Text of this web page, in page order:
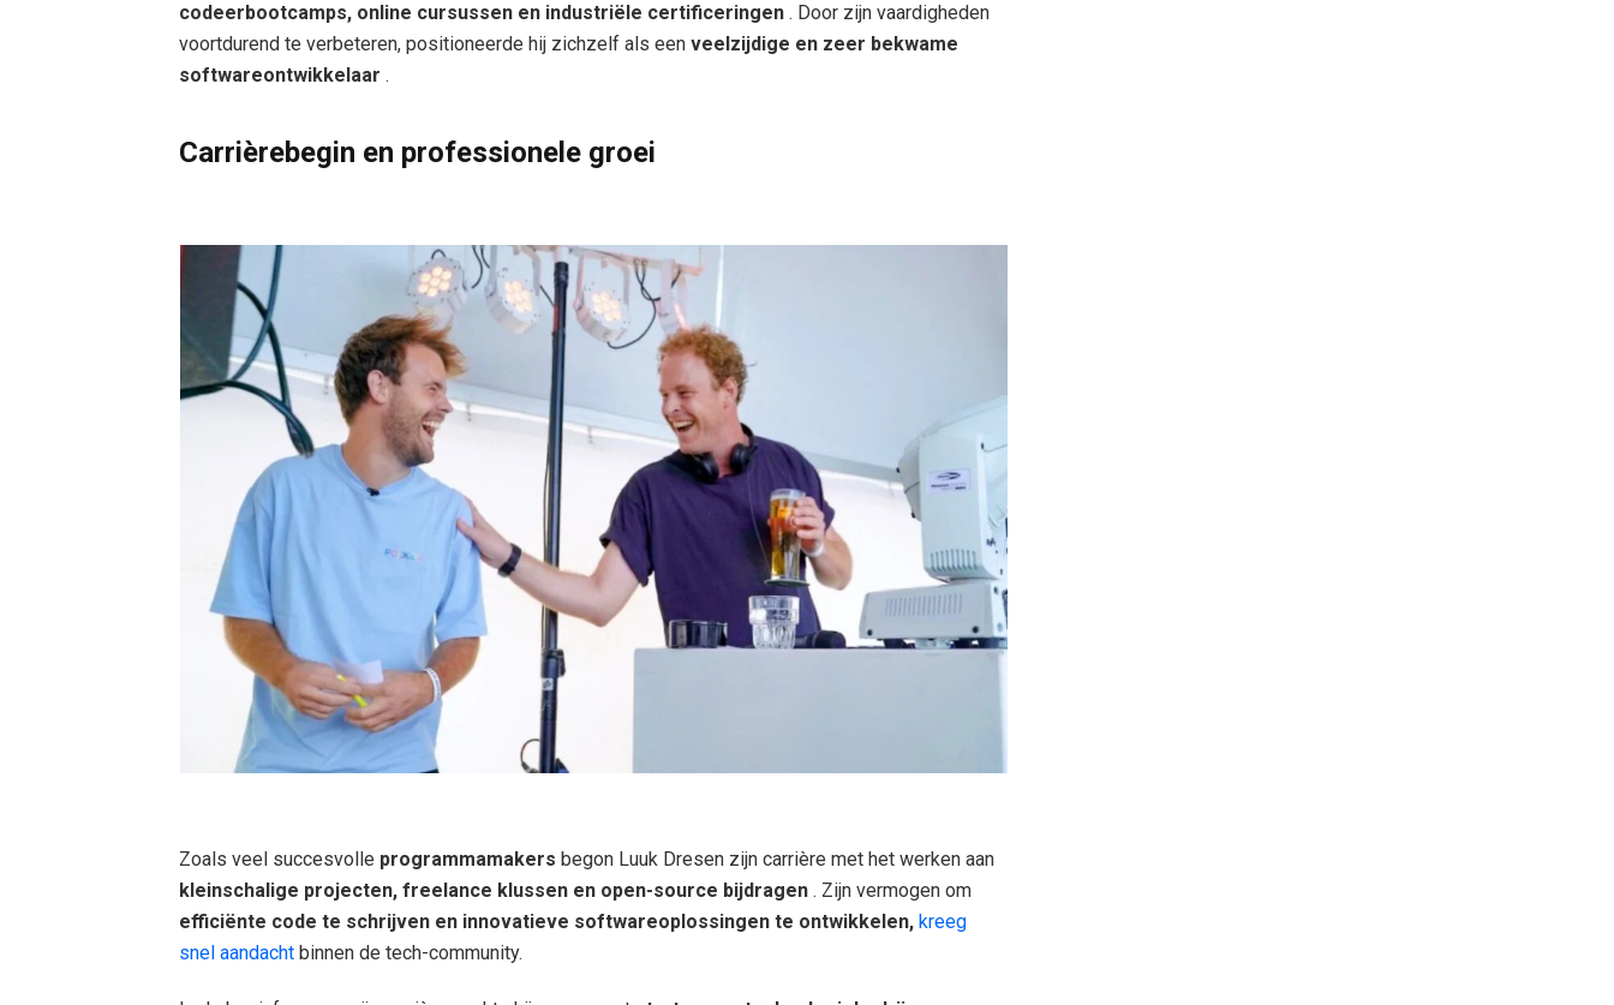
codeerbootcamps, online cursussen en industriële certificeringen . Door zijn vaardigheden
voortdurend te verbeteren, positioneerde hij zichzelf als eenveelzijdige en zeer bekwame
softwareontwikkelaar .
Carrièrebegin en professionele groei
Zoals veel succesvolle programmamakers begon Luuk Dresen zijn carrière met het werken aan
kleinschalige projecten, freelance klussen en open-source bijdragen . Zijn vermogen om
efficiënte code te schrijven en innovatieve softwareoplossingen te ontwikkelen, kreeg
snel aandacht binnen de tech-community.